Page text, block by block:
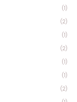
(1)
(2)
(1)
(2)
(1)
(1)
(2)